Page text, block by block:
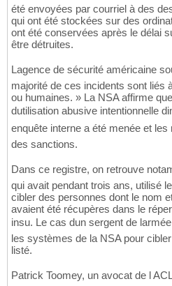
été envoyées par courriel à des
qui ont été stockées sur des
ont été conservées après le délai
être détruites.
Lagence de sécurité américaine
majorité de ces incidents sont liés
ou humaines. » La NSA affirme
dutilisation abusive intentionnelle
enquête interne a été menée et les
des sanctions.
Dans ce registre, on retrouve
qui avait pendant trois ans, utilisé
cibler des personnes dont le nom
avaient été récupères dans le
insu. Le cas dun sergent de
les systèmes de la NSA pour
listé.
Patrick Toomey, un avocat de l